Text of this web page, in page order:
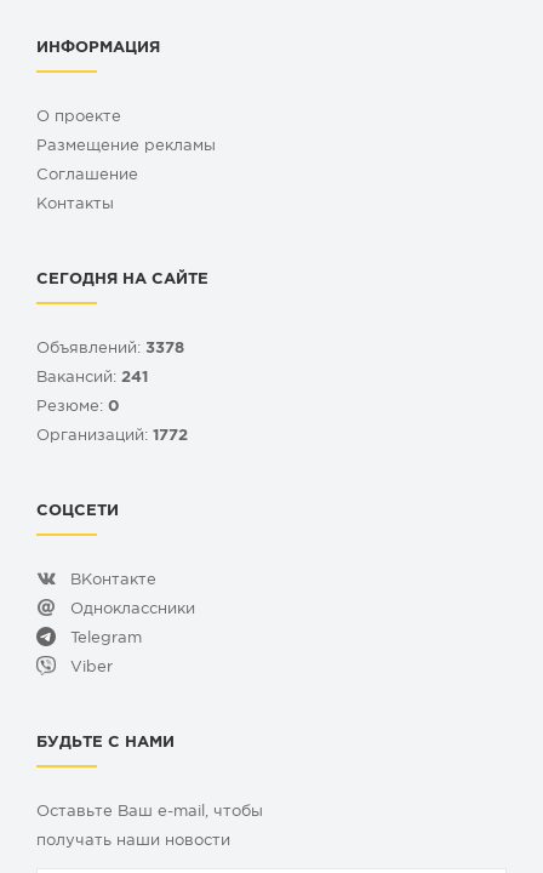
ИНФОРМАЦИЯ
О проекте
Размещение рекламы
Cоглашение
Контакты
СЕГОДНЯ НА САЙТЕ
Объявлений: 3378
Вакансий: 241
Резюме: 0
Организаций: 1772
СОЦСЕТИ
ВКонтакте
Одноклассники
Telegram
Viber
БУДЬТЕ С НАМИ
Оставьте Ваш e-mail, чтобы
получать наши новости